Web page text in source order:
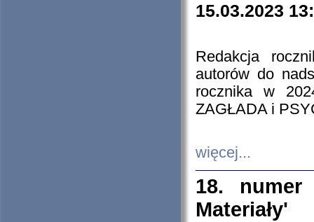
15.03.2023
Redakcja
autorów do
rocznika w
ZAGŁADA i
więcej...
18. numer
Materiały'